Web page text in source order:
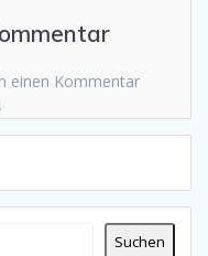
einen Kommentar
Suchen